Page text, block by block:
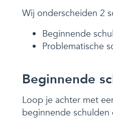
Wij onderscheiden 2
Beginnende
Problematische
Beginnende
Loop je achter met
beginnende